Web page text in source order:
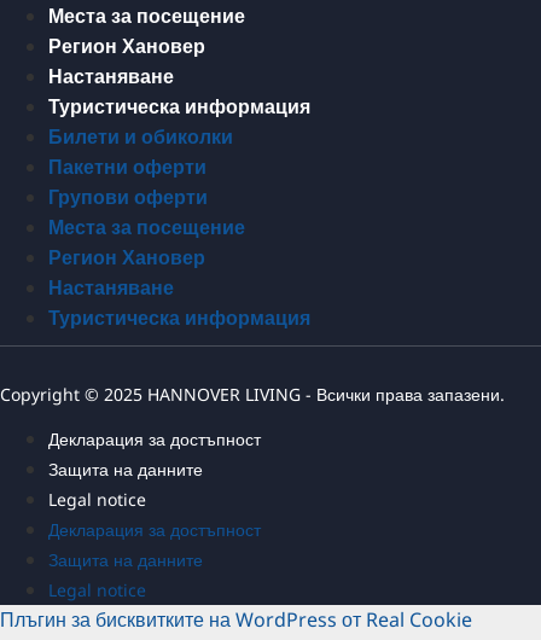
Места за посещение
Регион Хановер
Настаняване
Туристическа информация
Билети и обиколки
Пакетни оферти
Групови оферти
Места за посещение
Регион Хановер
Настаняване
Туристическа информация
Copyright © 2025 HANNOVER LIVING - Всички права запазени.
Декларация за достъпност
Защита на данните
Legal notice
Декларация за достъпност
Защита на данните
Legal notice
Плъгин за бисквитките на WordPress от Real Cookie